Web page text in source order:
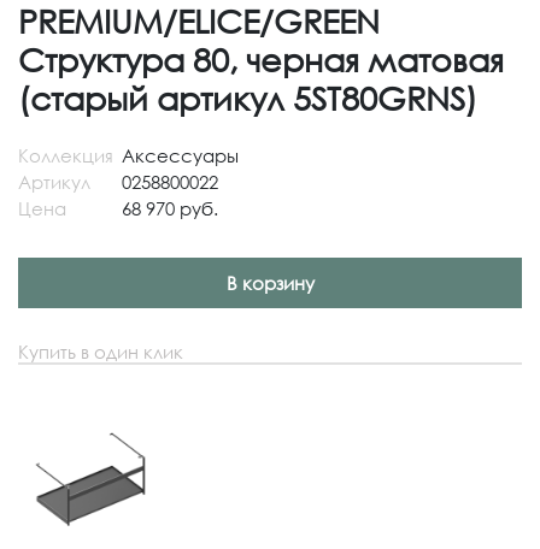
PREMIUM/ELICE/GREEN
Структура 80, черная матовая
(старый артикул 5ST80GRNS)
Коллекция Аксессуары
Артикул
0258800022
Цена
68 970 руб.
В корзину
Купить в один клик